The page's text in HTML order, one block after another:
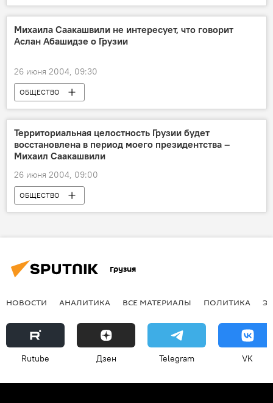
Михаила Саакашвили не интересует, что говорит
Аслан Абашидзе о Грузии
26 июня 2004, 09:30
ОБЩЕСТВО
Территориальная целостность Грузии будет
восстановлена в период моего президентства –
Михаил Саакашвили
26 июня 2004, 09:00
ОБЩЕСТВО
Грузия
НОВОСТИ АНАЛИТИКА ВСЕ МАТЕРИАЛЫ ПОЛИТИКА
Rutube Дзен Telegram VK